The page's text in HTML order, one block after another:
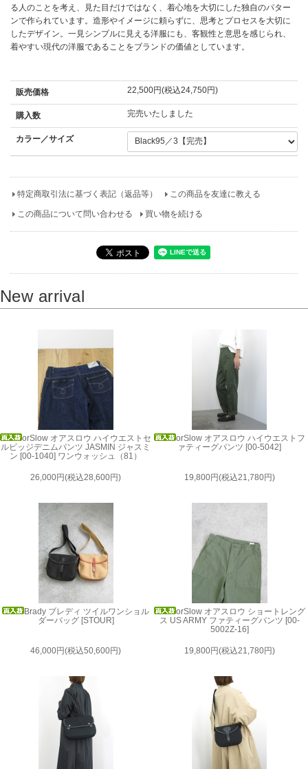
る人のことを考え、見た目だけではなく、着心地を大切にした独自のパター
ンで作られています。造形やイメージに頼らずに、思考とプロセスを大切に
したデザイン。一見シンプルに見える洋服にも、客観性と意思を感じられ、
着やすい現代の洋服であることをブランドの価値としています。
販売価格 22,500円(税込24,750円)
購入数 完売いたしました
カラー／サイズ
特定商取引法に基づく表記（返品等） この商品を友達に教える
この商品について問い合わせる 買い物を続ける
New arrival
orSlow オアスロウ ハイウエストセ
ルビッジデニムパンツ JASMIN ジャスミ
ン [00-1040] ワンウォッシュ（81）
26,000円(税込28,600円)
orSlow オアスロウ ハイウエストフ
ァティーグパンツ [00-5042]
19,800円(税込21,780円)
Brady ブレディ ツイルワンショル
ダーバッグ [STOUR]
46,000円(税込50,600円)
orSlow オアスロウ ショートレング
ス US ARMY ファティーグパンツ [00-
5002Z-16]
19,800円(税込21,780円)